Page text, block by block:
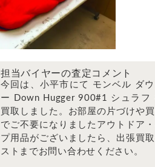
担当バイヤーの査定コメント
今回は、小平市にて モンベル ダ
ー Down Hugger 900#1 シュラフ
買取しました。お部屋の片づけや買
でご不要になりましたアウトドア
プ用品がございましたら、出張買
ストまでお問い合わせください。